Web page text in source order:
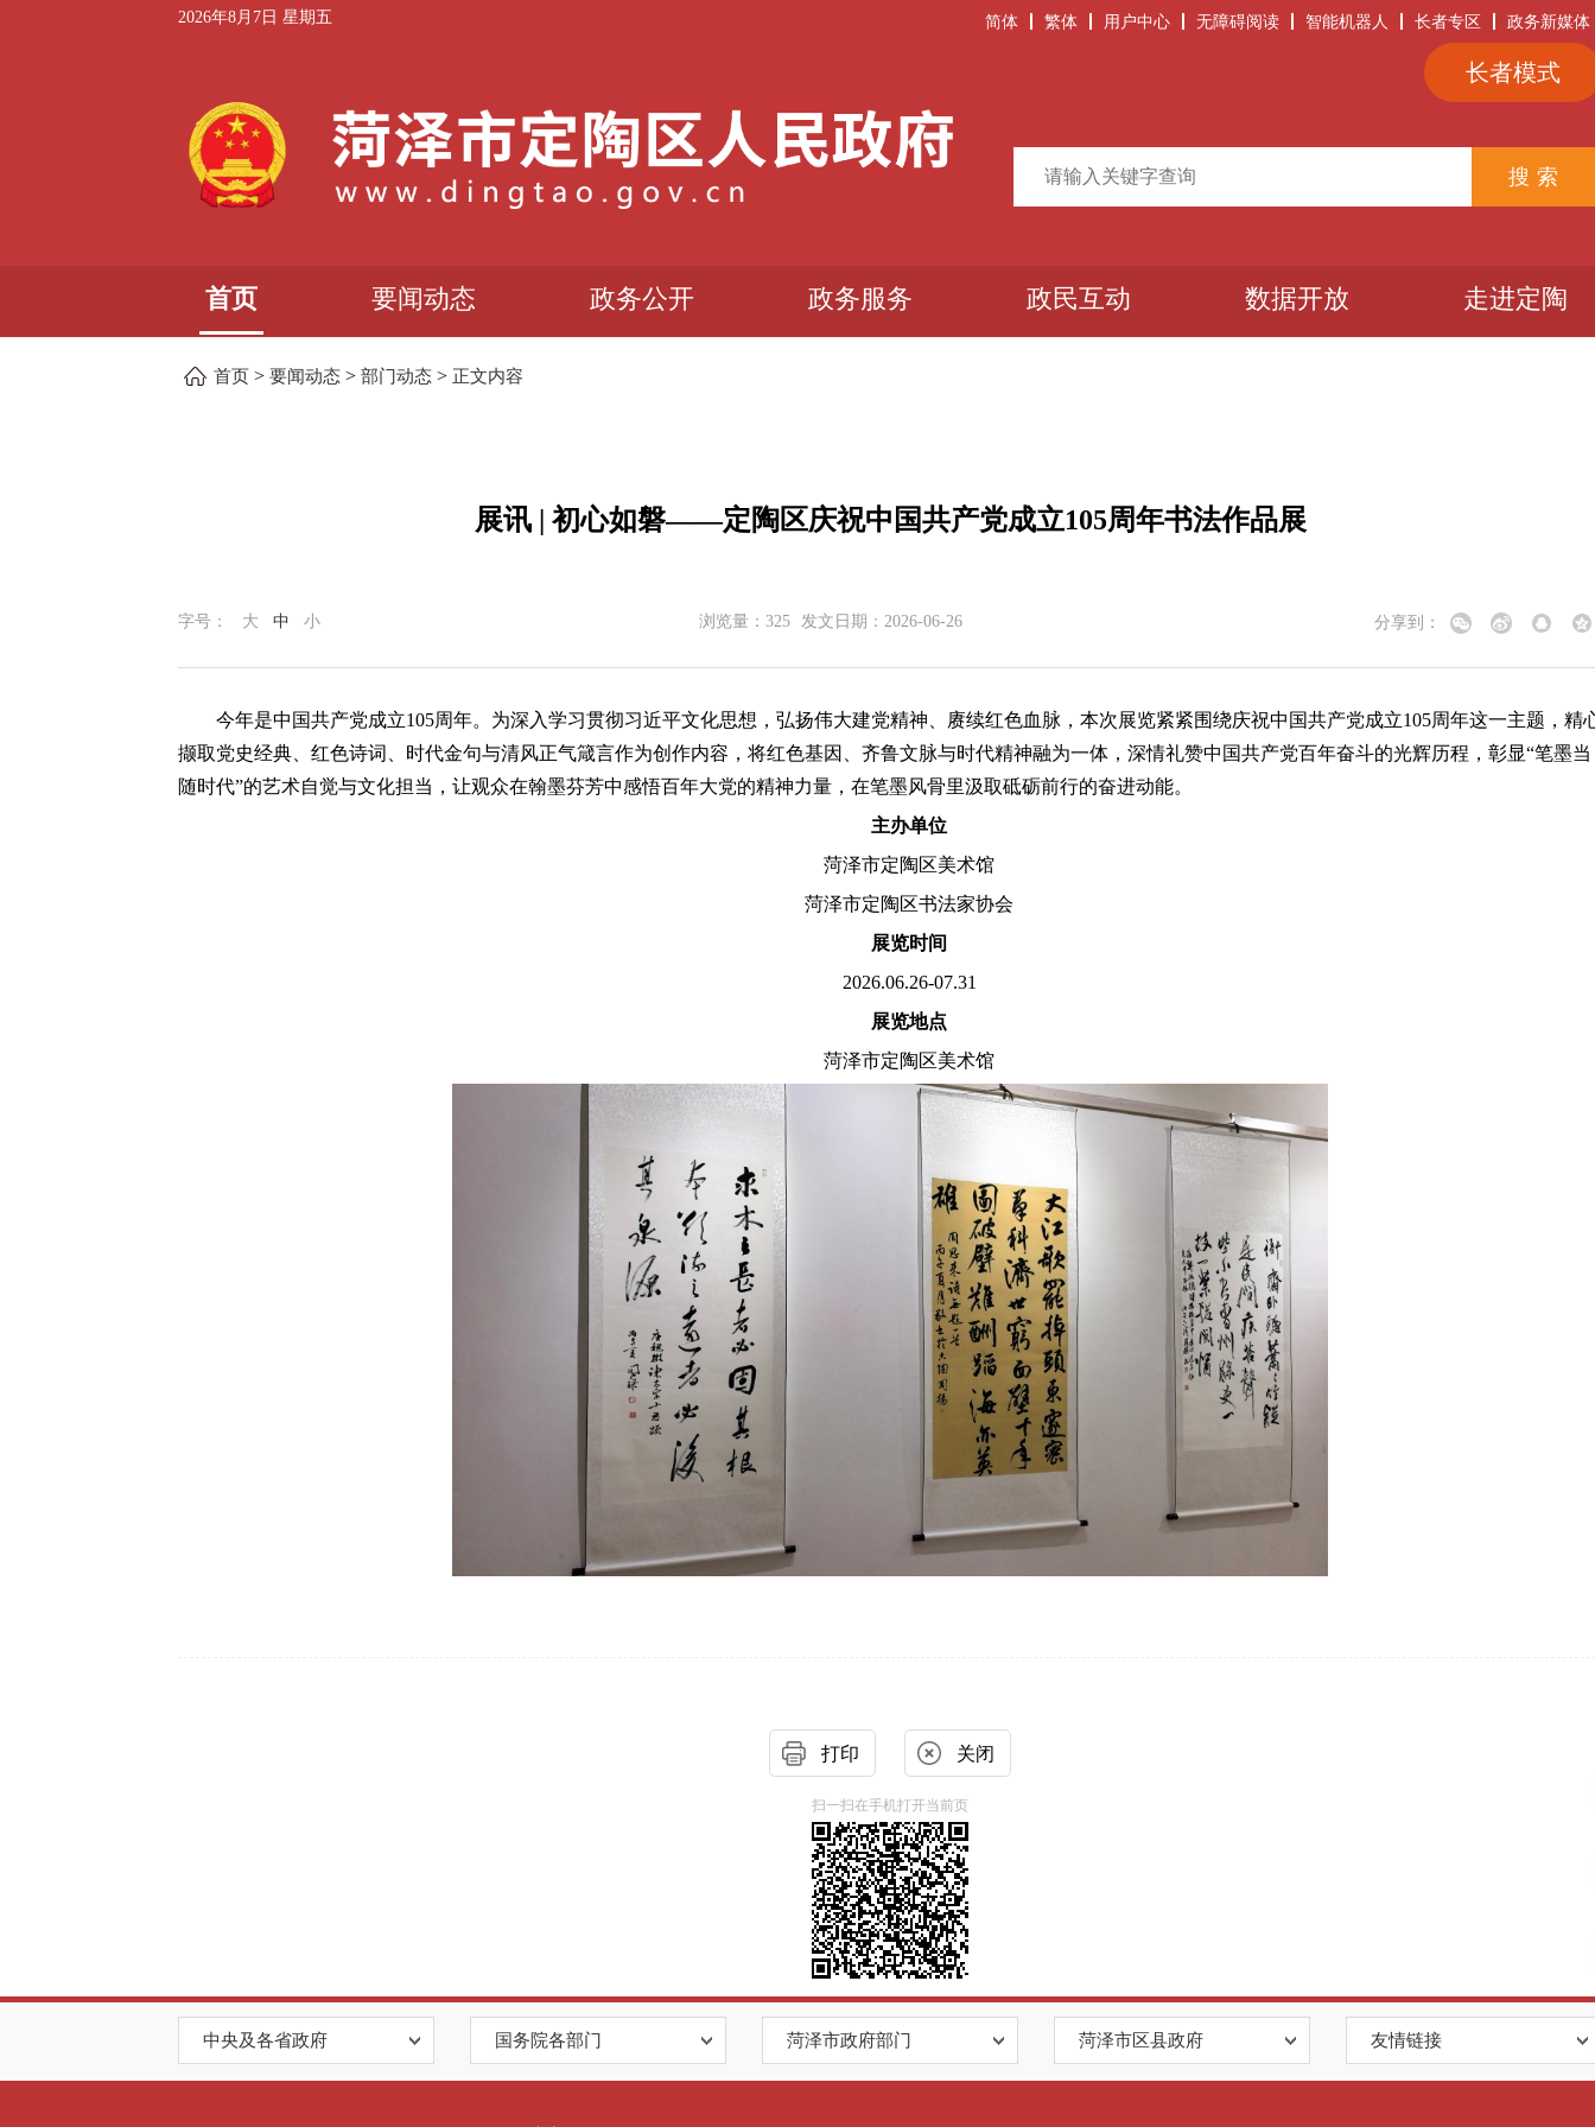
2026年8月7日 星期五 简体 繁体 用户中心 无障碍阅读 智能机器人 长者专区 政务新媒体
长者模式
首页 要闻动态 政务公开 政务服务 政民互动 数据开放 走进定陶
首页 > 要闻动态 > 部门动态 > 正文内容
展讯 | 初心如磐——定陶区庆祝中国共产党成立105周年书法作品展
字号： 大 中 小 浏览量： 325 发文日期： 2026-06-26 分享到：
今年是中国共产党成立105周年。为深入学习贯彻习近平文化思想，弘扬伟大建党精神、赓续红色血脉，本次展览紧紧围绕庆祝中国共产党成立105周年这一主题，精
撷取党史经典、红色诗词、时代金句与清风正气箴言作为创作内容，将红色基因、齐鲁文脉与时代精神融为一体，深情礼赞中国共产党百年奋斗的光辉历程，彰显“笔墨当
随时代”的艺术自觉与文化担当，让观众在翰墨芬芳中感悟百年大党的精神力量，在笔墨风骨里汲取砥砺前行的奋进动能。
主办单位
菏泽市定陶区美术馆
菏泽市定陶区书法家协会
展览时间
2026.06.26-07.31
展览地点
菏泽市定陶区美术馆
打印 关闭
扫一扫在手机打开当前页
中央及各省政府 国务院各部门 菏泽市政府部门 菏泽市区县政府 友情链接